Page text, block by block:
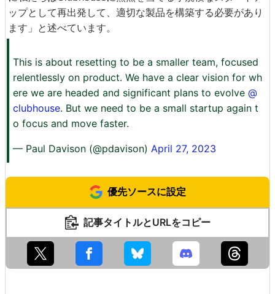
ップとして再出発して、適切な製品を構築する必要があり
ます」と述べています。
This is about resetting to be a smaller team, focused
relentlessly on product. We have a clear vision for wh
ere we are headed and significant plans to evolve @
clubhouse. But we need to be a small startup again t
o focus and move faster.
— Paul Davison (@pdavison) April 27, 2023
優先ソースに設定
記事タイトルとURLをコピー